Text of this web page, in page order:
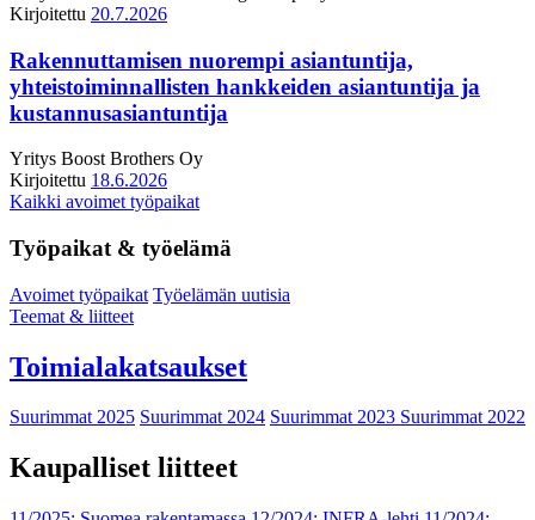
Kirjoitettu 20.7.2026
Rakennuttamisen nuorempi asiantuntija,
yhteistoiminnallisten hankkeiden asiantuntija ja
kustannusasiantuntija
Yritys Boost Brothers Oy
Kirjoitettu 18.6.2026
Kaikki avoimet työpaikat
Työpaikat & työelämä
Avoimet työpaikat Työelämän uutisia
Teemat & liitteet
Toimialakatsaukset
Suurimmat 2025 Suurimmat 2024 Suurimmat 2023 Suurimmat 2022
Kaupalliset liitteet